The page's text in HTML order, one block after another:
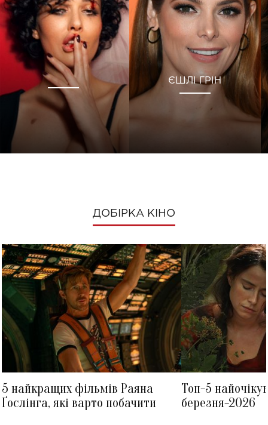
ЄШЛІ ГРІН
ДОБІРКА КІНО
5 найкращих фільмів Раяна
Ґослінга, які варто побачити
Топ-5
березня-2026